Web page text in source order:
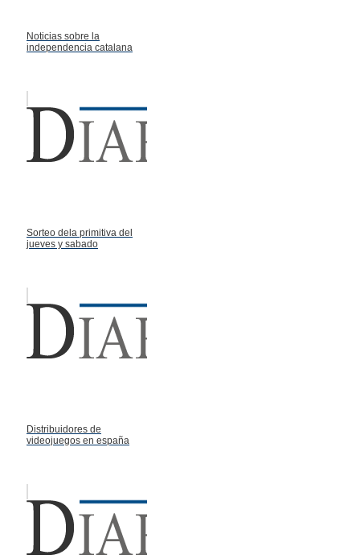
Noticias sobre la
independencia catalana
Sorteo dela primitiva del
jueves y sabado
Distribuidores de
videojuegos en españa